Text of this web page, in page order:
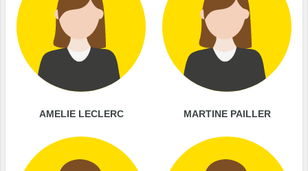
AMELIE LECLERC MARTINE PAILLER